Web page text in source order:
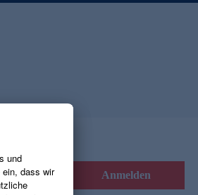
Anmelden